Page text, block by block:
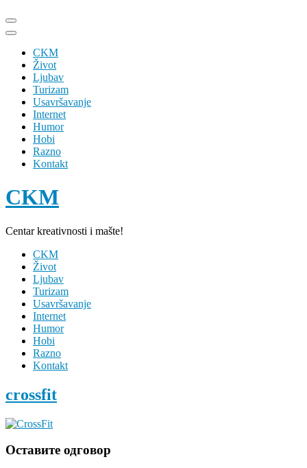
Skip
to
(Press
Enter)
CKM
Život
Ljubav
Turizam
Usavršavanje
Internet
Humor
Hobi
Razno
Kontakt
CKM
Centar kreativnosti i mašte!
CKM
Život
Ljubav
Turizam
Usavršavanje
Internet
Humor
Hobi
Razno
Kontakt
crossfit
Оставите одговор